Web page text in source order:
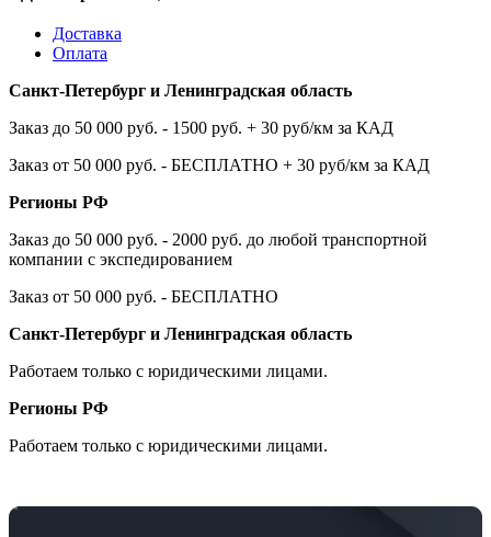
Доставка
Оплата
Санкт-Петербург и Ленинградская область
Заказ до 50 000 руб. - 1500 руб. + 30 руб/км за КАД
Заказ от 50 000 руб. - БЕСПЛАТНО + 30 руб/км за КАД
Регионы РФ
Заказ до 50 000 руб. - 2000 руб. до любой транспортной
компании с экспедированием
Заказ от 50 000 руб. - БЕСПЛАТНО
Санкт-Петербург и Ленинградская область
Работаем только с юридическими лицами.
Регионы РФ
Работаем только с юридическими лицами.